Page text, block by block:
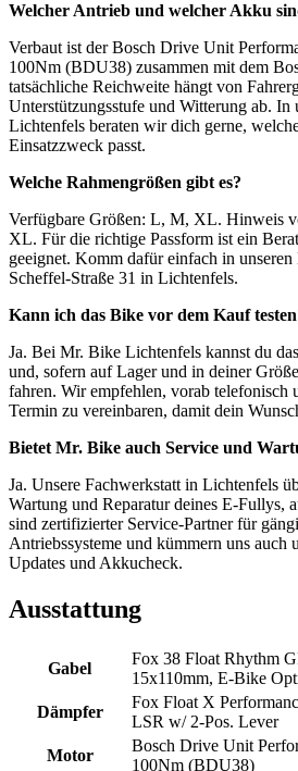
Welcher Antrieb und welcher Akku
Verbaut ist der Bosch Drive Unit
100Nm (BDU38) zusammen mit dem
tatsächliche Reichweite hängt von
Unterstützungsstufe und Witterung ab. In
Lichtenfels beraten wir dich gerne,
Einsatzzweck passt.
Welche Rahmengrößen gibt es?
Verfügbare Größen: L, M, XL. Hinweis
XL. Für die richtige Passform ist ein
geeignet. Komm dafür einfach in
Scheffel-Straße 31 in Lichtenfels.
Kann ich das Bike vor dem Kauf
Ja. Bei Mr. Bike Lichtenfels kannst du
und, sofern auf Lager und in deiner
fahren. Wir empfehlen, vorab telefonisch
Termin zu vereinbaren, damit dein
Bietet Mr. Bike auch Service und
Ja. Unsere Fachwerkstatt in Lichtenfels
Wartung und Reparatur deines E-Fullys,
sind zertifizierter Service-Partner für
Antriebssysteme und kümmern uns auch
Updates und Akkucheck.
Ausstattung
Gabel
Fox 38 Float Rhythm
15x110mm, E-Bike
Dämpfer
Fox Float X
LSR w/ 2-Pos. Lever
Motor
Bosch Drive Unit
100Nm (BDU38)